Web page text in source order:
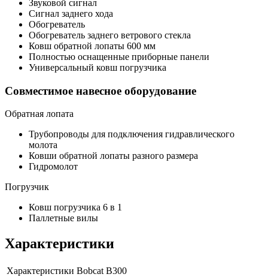
Звуковой сигнал
Сигнал заднего хода
Обогреватель
Обогреватель заднего ветрового стекла
Ковш обратной лопаты 600 мм
Полностью оснащенные приборные панели
Универсальный ковш погрузчика
Совместимое навесное оборудование
Обратная лопата
Трубопроводы для подключения гидравлического
молота
Ковши обратной лопаты разного размера
Гидромолот
Погрузчик
Ковш погрузчика 6 в 1
Паллетные вилы
Характеристики
Характеристики Bobcat B300